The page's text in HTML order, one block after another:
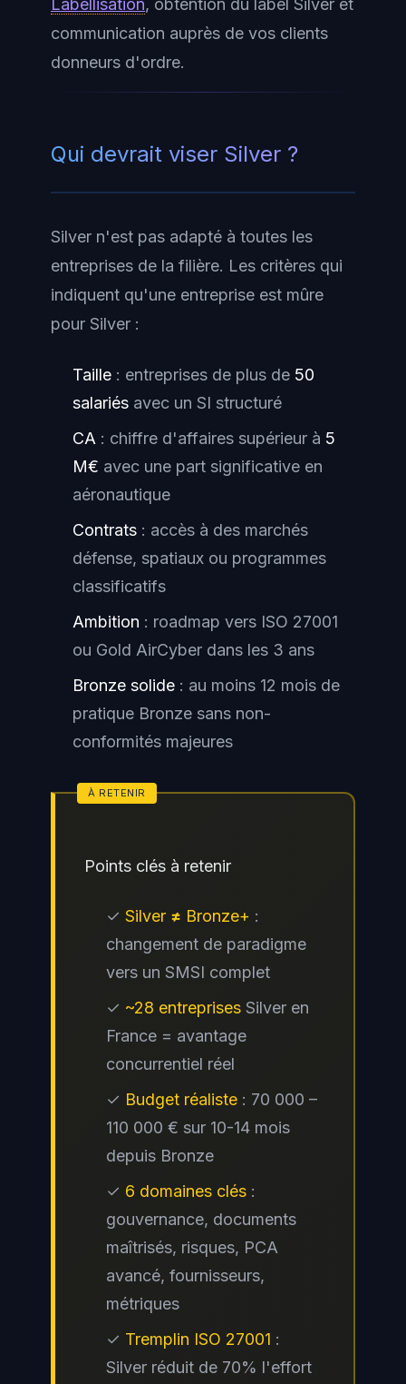
communication auprès de vos clients
donneurs d'ordre.
Qui devrait viser Silver ?
Silver n'est pas adapté à toutes les
entreprises de la filière. Les critères qui
indiquent qu'une entreprise est mûre
pour Silver :
Taille : entreprises de plus de 50
salariés avec un SI structuré
CA : chiffre d'affaires supérieur à 5
M€ avec une part significative en
aéronautique
Contrats : accès à des marchés
défense, spatiaux ou programmes
classificatifs
Ambition : roadmap vers ISO 27001
ou Gold AirCyber dans les 3 ans
Bronze solide : au moins 12 mois de
pratique Bronze sans non-
conformités majeures
Points clés à retenir
✓ Silver ≠ Bronze+ :
changement de paradigme
vers un SMSI complet
✓ ~28 entreprises Silver en
France = avantage
concurrentiel réel
✓ Budget réaliste : 70 000 –
110 000 € sur 10-14 mois
depuis Bronze
✓ 6 domaines clés :
gouvernance, documents
maîtrisés, risques, PCA
avancé, fournisseurs,
métriques
✓ Tremplin ISO 27001 :
Silver réduit de 70% l'effort